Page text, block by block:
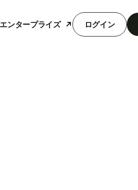
エンタープライズ ログイン